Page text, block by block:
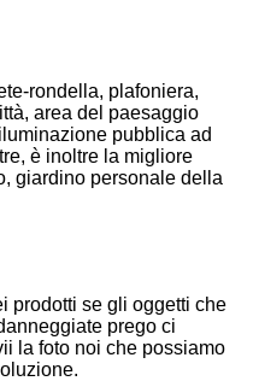
rondella, plafoniera,
area del paesaggio
pubblica ad
è inoltre la migliore
giardino personale della
prodotti se gli oggetti che
prego ci
la foto noi che possiamo